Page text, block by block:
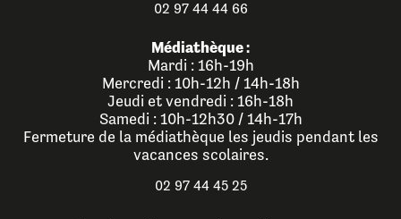
02 97 44 44 66
Médiathèque :
Mardi : 16h-19h
Mercredi : 10h-12h / 14h-18h
Jeudi et vendredi : 16h-18h
Samedi : 10h-12h30 / 14h-17h
Fermeture de la médiathèque les jeudis pendant les
vacances scolaires.
02 97 44 45 25